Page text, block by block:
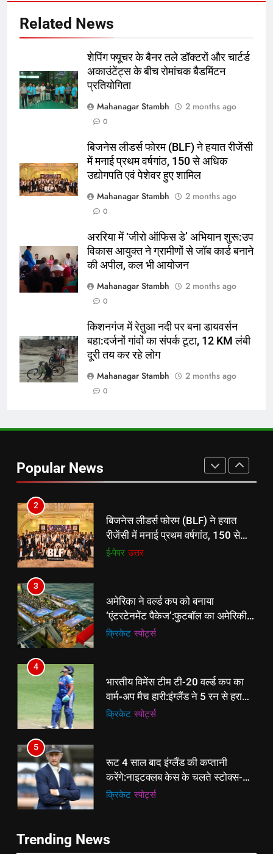
Related News
शेपिंग फ्यूचर के बैनर तले डॉक्टरों और चार्टर्ड
अकाउंटेंट्स के बीच रोमांचक बैडमिंटन
प्रतियोगिता
Mahanagar Stambh
2 months ago
0
बिजनेस लीडर्स फोरम (BLF) ने हयात रीजेंसी
में मनाई प्रथम वर्षगांठ, 150 से अधिक
उद्योगपति एवं पेशेवर हुए शामिल
Mahanagar Stambh
2 months ago
0
अररिया में ‘जीरो ऑफिस डे’ अभियान शुरू:उप
विकास आयुक्त ने ग्रामीणों से जॉब कार्ड बनाने
की अपील, कल भी आयोजन
Mahanagar Stambh
2 months ago
0
किशनगंज में रेतुआ नदी पर बना डायवर्सन
बहा:दर्जनों गांवों का संपर्क टूटा, 12 KM लंबी
दूरी तय कर रहे लोग
Mahanagar Stambh
2 months ago
0
Popular News
5
रूट 4 साल बाद इंग्लैंड की कप्तानी
एटकिंसन दूसरे टेस्ट से बाहर; आर्चर की
वापसी
क्रिकेट ‎स्पोर्ट्स
6
अररिया में ‘जीरो ऑफिस डे’ अभियान
शुरू:उप विकास आयुक्त ने ग्रामीणों से जॉब
पूर्व राज्य
7
बहा:दर्जनों गांवों का संपर्क टूटा, 12 KM
8
रूट 4 साल बाद इंग्लैंड की कप्तानी
करेंगे:नाइटक्लब केस के चलते स्टोक्स-
एटकिंसन दूसरे टेस्ट से बाहर; आर्चर की
न्यूज़
चार्टर्ड अकाउंटेंट्स के बीच रोमांचक
2
बिजनेस लीडर्स फोरम (BLF) ने हयात
रीजेंसी में मनाई प्रथम वर्षगांठ, 150 से
अधिक उद्योगपति एवं पेशेवर हुए शामिल
ई-पेपर उत्तर
3
अमेरिका ने वर्ल्ड कप को बनाया
‘एंटरटेनमेंट पैकेज’:फुटबॉल का अमेरिकी
मेकओवर, कई मेगा कॉन्सर्ट; मशहूर हस्तियों
क्रिकेट ‎स्पोर्ट्स
4
भारतीय विमेंस टीम टी-20 वर्ल्ड कप का
वार्म-अप मैच हारी:इंग्लैंड ने 5 रन से हराया;
ऋचा घोष की फिफ्टी बेकार
क्रिकेट ‎स्पोर्ट्स
5
रूट 4 साल बाद इंग्लैंड की कप्तानी
करेंगे:नाइटक्लब केस के चलते स्टोक्स-
एटकिंसन दूसरे टेस्ट से बाहर; आर्चर की
क्रिकेट ‎स्पोर्ट्स
अररिया में ‘जीरो ऑफिस डे’ अभियान
Trending News
5
रूट 4 साल बाद इंग्लैंड की कप्तानी